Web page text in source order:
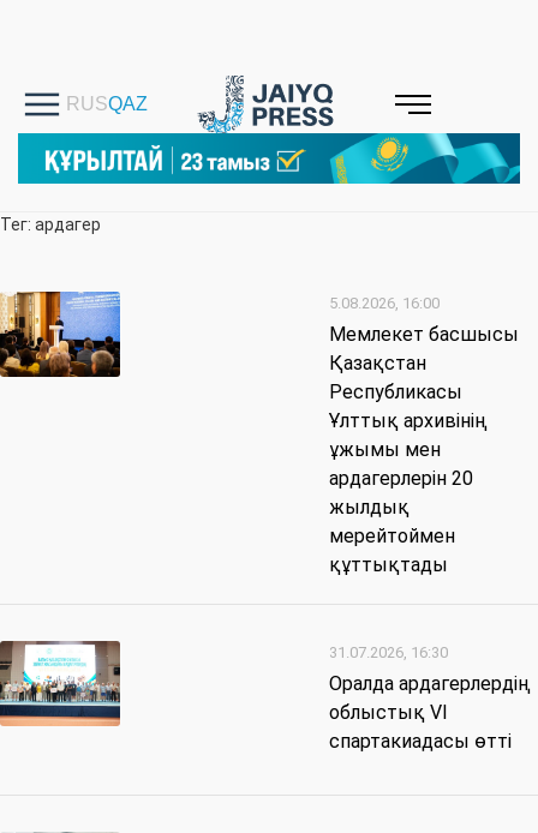
Тег: ардагер
5.08.2026, 16:00
Мемлекет басшысы
Қазақстан
Республикасы
Ұлттық архивінің
ұжымы мен
ардагерлерін 20
жылдық
мерейтоймен
құттықтады
31.07.2026, 16:30
Оралда ардагерлердің
облыстық VI
спартакиадасы өтті